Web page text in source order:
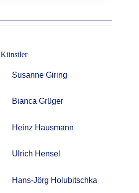
Künstler
Susanne Giring
Bianca Grüger
Heinz Hausmann
Ulrich Hensel
Hans-Jörg Holubitschka